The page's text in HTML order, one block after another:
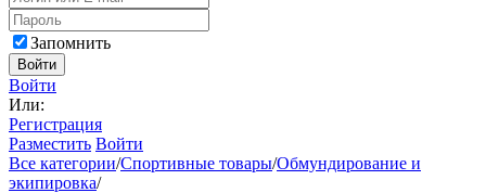
Запомнить
Войти
Войти
Или:
Регистрация
Разместить Войти
Все категории/Спортивные товары/Обмундирование и
экипировка/